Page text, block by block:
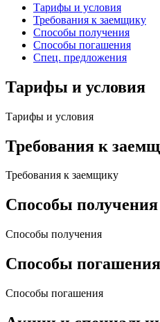
Тарифы и условия
Требования к заемщику
Способы получения
Способы погашения
Спец. предложения
Тарифы и условия
Тарифы и условия
Требования к
Требования к заемщику
Способы получения
Способы получения
Способы погашения
Способы погашения